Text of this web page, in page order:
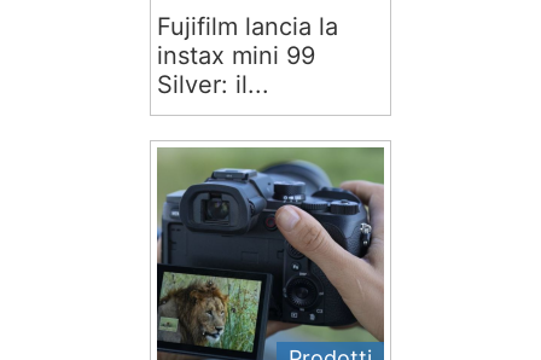
Fujifilm lancia la
instax mini 99
Silver: il...